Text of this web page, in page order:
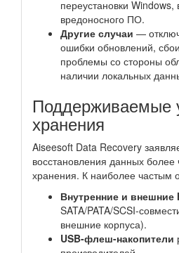
переустановки Windows,
вредоносного ПО.
Другие случаи —
ошибки обновлений,
проблемы со стороны
наличии локальных
Поддерживаемые
хранения
Aiseesoft Data Recovery
восстановления данных более
хранения. К наиболее частым
Внутренние и внешние
SATA/PATA/SCSI-
внешние корпуса).
USB-флеш-накопители